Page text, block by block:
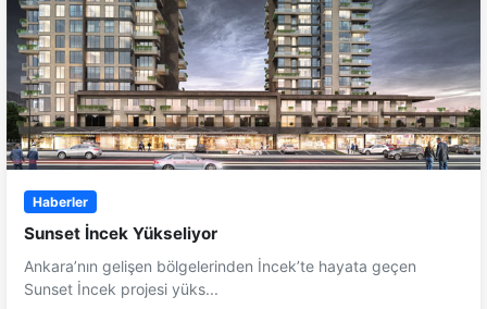
Haberler
Sunset İncek Yükseliyor
Ankara’nın gelişen bölgelerinden İncek’te hayata geçen
Sunset İncek projesi yüks...